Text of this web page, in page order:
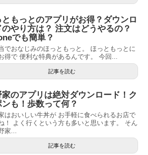
ともっとのアプリがお得？ダウンロ
のやり方は？ 注文はどうやるの？
でも簡単？
でおなじみのほっともっと。 ほっともっとに
得で 便利な特典があるんです。 今回...
記事を読む
家のアプリは絶対ダウンロード！ク
ンも！歩数って何？
はおいしい牛丼が お手軽に食べられるお店で
！ よく行くという方も多いと思います。 そん
家...
記事を読む